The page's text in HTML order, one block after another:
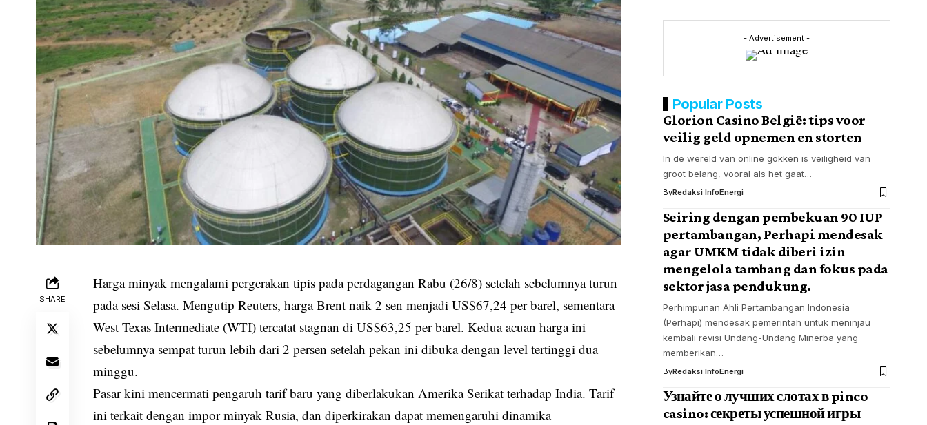
SHARE
Harga minyak mengalami pergerakan tipis pada perdagangan Rabu (26/8) setelah sebelumnya turun
pada sesi Selasa. Mengutip Reuters, harga Brent naik 2 sen menjadi US$67,24 per barel, sementara
West Texas Intermediate (WTI) tercatat stagnan di US$63,25 per barel. Kedua acuan harga ini
sebelumnya sempat turun lebih dari 2 persen setelah pekan ini dibuka dengan level tertinggi dua
minggu.
Pasar kini mencermati pengaruh tarif baru yang diberlakukan Amerika Serikat terhadap India. Tarif
ini terkait dengan impor minyak Rusia, dan diperkirakan dapat memengaruhi dinamika
- Advertisement -
Popular Posts
Glorion Casino België: tips voor
veilig geld opnemen en storten
In de wereld van online gokken is veiligheid van
groot belang, vooral als het gaat…
ByRedaksi InfoEnergi
Seiring dengan pembekuan 90 IUP
pertambangan, Perhapi mendesak
agar UMKM tidak diberi izin
mengelola tambang dan fokus pada
sektor jasa pendukung.
Perhimpunan Ahli Pertambangan Indonesia
(Perhapi) mendesak pemerintah untuk meninjau
kembali revisi Undang-Undang Minerba yang
memberikan…
ByRedaksi InfoEnergi
Узнайте о лучших слотах в pinco
casino: секреты успешной игры